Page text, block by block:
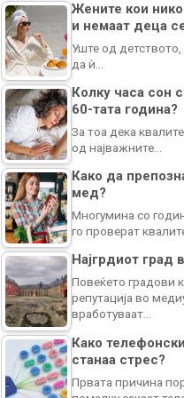
Жените кои
и немаат деца
Уште од
да ѝ…
Колку часа сон
60-тата година?
За тоа дека
од најважните…
Како да
мед?
Многумина со
го проверат
Најгрдиот град
Повеќето градови
репутација во
вработуваат…
Како
станаа стрес?
Првата причина